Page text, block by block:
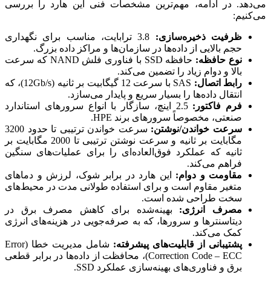
می‌دهد. در ادامه، مهم‌ترین مشخصات فنی این هارد را بررسی
می‌کنیم:
ظرفیت ذخیره‌سازی:
3.8 ترابایت، مناسب برای نگهداری
حجم بالایی از داده‌ها در سازمان‌ها و مراکز داده بزرگ.
نوع حافظه:
حافظه SSD با فناوری فلش NAND که سرعت
بالا و دوام زیاد را تضمین می‌کند.
رابط اتصال:
SAS با سرعت 12 گیگابیت بر ثانیه (12Gb/s)، که
انتقال داده‌ها را بسیار سریع و پایدار می‌سازد.
فرم فاکتور:
2.5 اینچ، سازگار با انواع سرورهای استاندارد
صنعتی، مخصوصاً سرورهای برند HPE.
سرعت خواندن/نوشتن:
سرعت خواندن ترتیبی تا حدود 3200
مگابایت بر ثانیه و سرعت نوشتن ترتیبی تا 2000 مگابایت بر
ثانیه که عملکرد فوق‌العاده‌ای را برای عملیات‌های سنگین
فراهم می‌کند.
مقاومت و دوام: این هارد در برابر شوک، لرزش و دماهای
متغیر مقاوم است و برای استفاده طولانی مدت در محیط‌های
سخت طراحی شده است.
مصرف انرژی: بهینه‌شده برای کاهش مصرف برق در
دیتاسنترها و سرورها، که به صرفه‌جویی در هزینه‌های انرژی
کمک می‌کند.
پشتیبانی از قابلیت‌های پیشرفته:
شامل مدیریت خطا (Error
Correction Code – ECC)، محافظت از داده‌ها در برابر قطعی
برق و فناوری‌های بهینه‌سازی عملکرد SSD.